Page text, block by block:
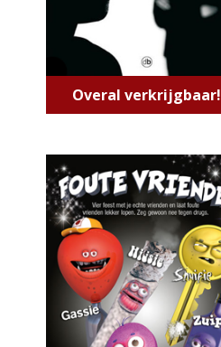
Overal verkrijgbaar!